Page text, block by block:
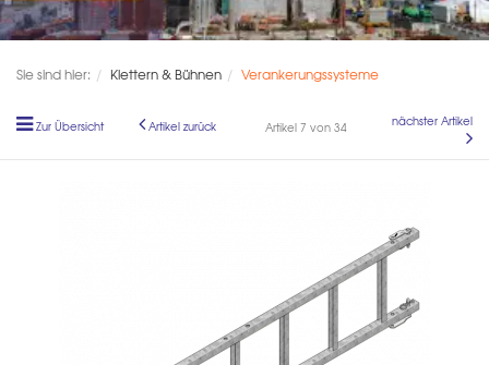
Sie sind hier: Klettern & Bühnen Verankerungssysteme
Zur Übersicht Artikel zurück Artikel 7 von 34 nächster Artikel